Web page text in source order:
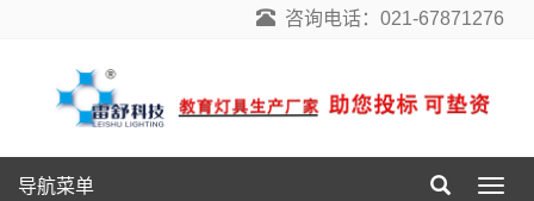
咨询电话：021-67871276
导
导航菜单